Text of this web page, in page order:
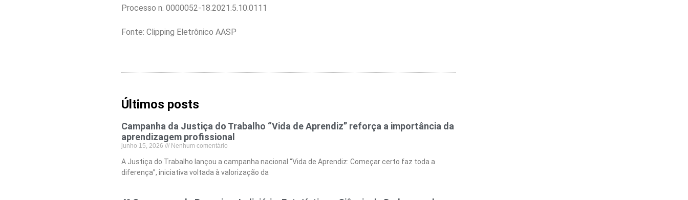
Processo n. 0000052-18.2021.5.10.0111
Fonte: Clipping Eletrônico AASP
Últimos posts
Campanha da Justiça do Trabalho “Vida de Aprendiz” reforça a importância da
aprendizagem profissional
junho 15, 2026 Nenhum comentário
A Justiça do Trabalho lançou a campanha nacional “Vida de Aprendiz: Começar certo faz toda a
diferença”, iniciativa voltada à valorização da